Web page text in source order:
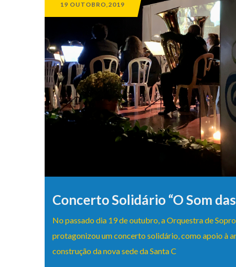
19 OUTOBRO,2019
Concerto Solidário “O Som
No passado dia 19 de outubro, a Orquestra de
protagonizou um concerto solidário, como apoio à
construção da nova sede da Santa C